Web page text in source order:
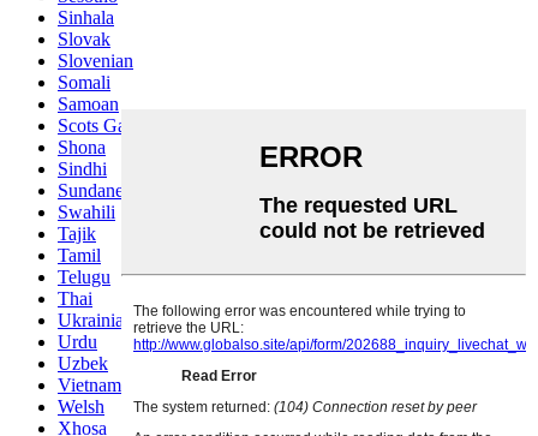
Sinhala
Slovak
Slovenian
Somali
Samoan
Scots Gaelic
Shona
Sindhi
Sundanese
Swahili
Tajik
Tamil
Telugu
Thai
Ukrainian
Urdu
Uzbek
Vietnamese
Welsh
Xhosa